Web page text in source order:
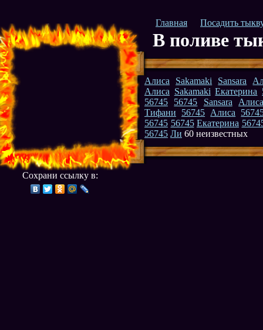
Сохрани ссылку в:
Главная Посадить
В поливе
Алиса Sakamaki Sansara
Алиса Sakamaki Екатерина
56745
56745 Sansara
Тифани
56745 Алиса
56745 56745 Екатерина
56745 Ли 60 неизвестных